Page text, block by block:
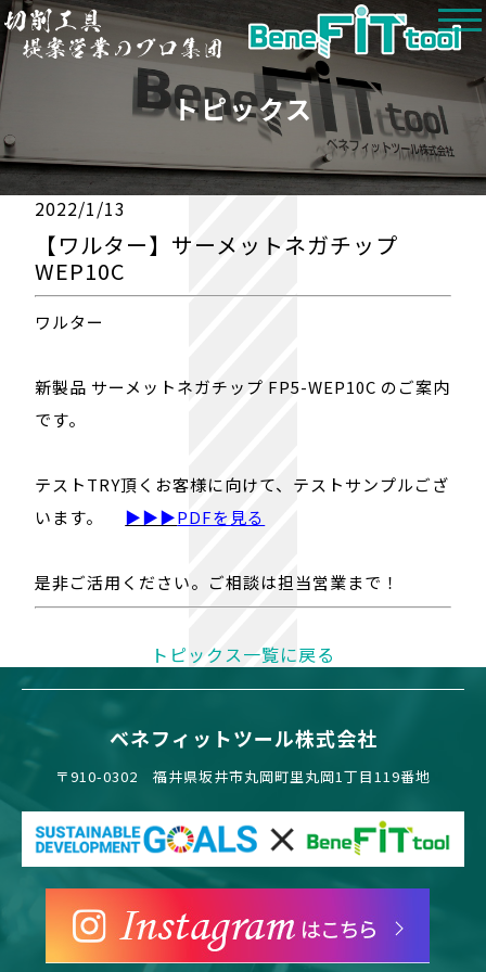
トピックス
2022/1/13
【ワルター】サーメットネガチップ
WEP10C
ワルター
新製品 サーメットネガチップ FP5-WEP10C のご案内
です。
テストTRY頂くお客様に向けて、テストサンプルござ
います。 ▶▶▶PDFを見る
是非ご活用ください。ご相談は担当営業まで！
トピックス一覧に戻る
ベネフィットツール株式会社
〒910-0302 福井県坂井市丸岡町里丸岡1丁目119番地